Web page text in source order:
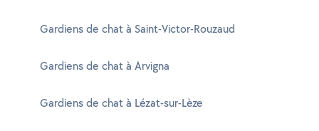
Gardiens de chat à Saint-Victor-Rouzaud
Gardiens de chat à Arvigna
Gardiens de chat à Lézat-sur-Lèze